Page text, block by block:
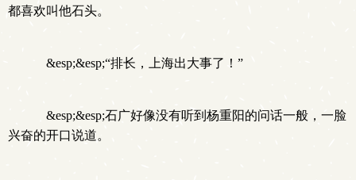
都喜欢叫他石头。
&esp;&esp;“排长，上海出大事了！”
&esp;&esp;石广好像没有听到杨重阳的问话一般，一脸
兴奋的开口说道。